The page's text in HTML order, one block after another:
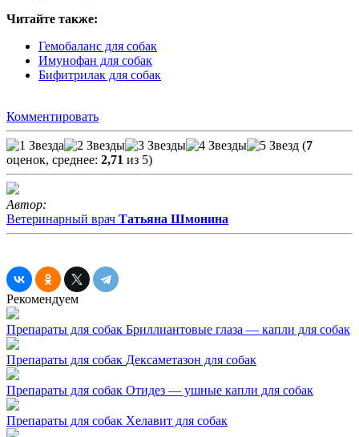
Читайте также:
Гемобаланс для собак
Имунофан для собак
Бифитрилак для собак
Комментировать
(7
оценок, среднее: 2,71 из 5)
Автор:
Ветеринарный врач Татьяна Шмонина
Рекомендуем
Препараты для собак Бриллиантовые глаза — капли для собак
Препараты для собак Дексаметазон для собак
Препараты для собак Отидез — ушные капли для собак
Препараты для собак Хелавит для собак